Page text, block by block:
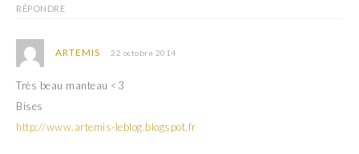
RÉPONDRE
ARTEMIS 22 octobre 2014
Très beau manteau <3
Bises
http://www.artemis-leblog.blogspot.fr